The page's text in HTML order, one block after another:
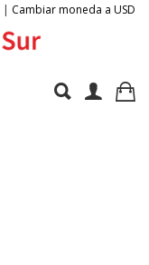
| Cambiar moneda a USD